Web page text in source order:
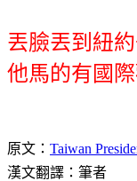
丟臉丟到紐
他馬的有國
原文： Taiwan
漢文翻譯：筆者